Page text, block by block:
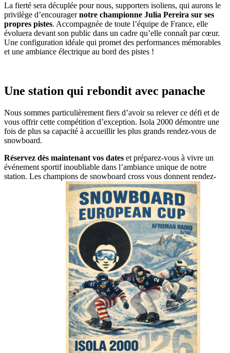
La fierté sera décuplée pour nous, supporters isoliens, qui aurons le
privilège d’encouragernotre championne Julia Pereira sur ses
propres pistes. Accompagnée de toute l’équipe de France, elle
évoluera devant son public dans un cadre qu’elle connaît par cœur.
Une configuration idéale qui promet des performances mémorables
et une ambiance électrique au bord des pistes !
Une station qui rebondit avec panache
Nous sommes particulièrement fiers d’avoir su relever ce défi et de
vous offrir cette compétition d’exception. Isola 2000 démontre une
fois de plus sa capacité à accueillir les plus grands rendez-vous de
snowboard.
Réservez dès maintenant vos dates et préparez-vous à vivre un
événement sportif inoubliable dans l’ambiance unique de notre
station. Les champions de snowboard cross vous donnent rendez-